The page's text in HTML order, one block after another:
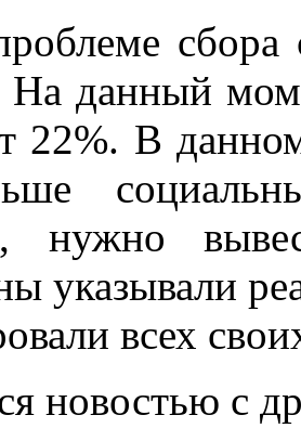
сбора
На данный
22%. В
нужно
указывали
всех
новостью с